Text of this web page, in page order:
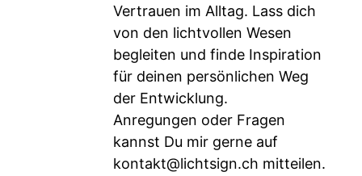
Vertrauen im Alltag. Lass dich
von den lichtvollen Wesen
begleiten und finde Inspiration
für deinen persönlichen Weg
der Entwicklung.
Anregungen oder Fragen
kannst Du mir gerne auf
kontakt@lichtsign.ch mitteilen.